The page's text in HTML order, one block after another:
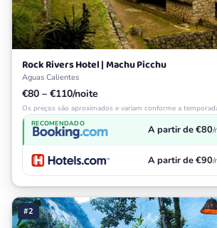
Rock Rivers Hotel | Machu Picchu
Aguas Calientes
€80 – €110/noite
Os preços são aproximados e variam conforme a
RECOMENDADO A partir de €80/
A partir de €90/
#2